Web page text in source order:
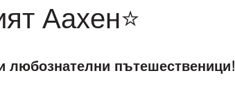
Аахен⭐
любознателни пътешественици!